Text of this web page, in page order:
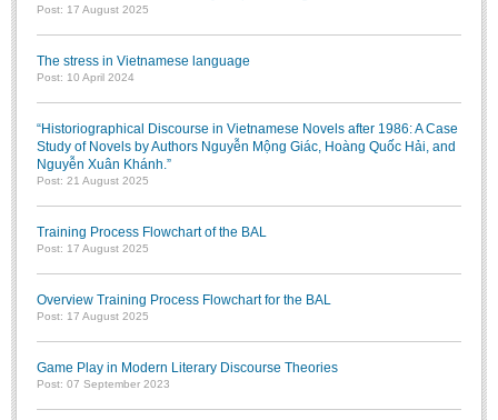
Post: 17 August 2025
The stress in Vietnamese language
Post: 10 April 2024
“Historiographical Discourse in Vietnamese Novels after 1986: A Case
Study of Novels by Authors Nguyễn Mộng Giác, Hoàng Quốc Hải, and
Nguyễn Xuân Khánh.”
Post: 21 August 2025
Training Process Flowchart of the BAL
Post: 17 August 2025
Overview Training Process Flowchart for the BAL
Post: 17 August 2025
Game Play in Modern Literary Discourse Theories
Post: 07 September 2023